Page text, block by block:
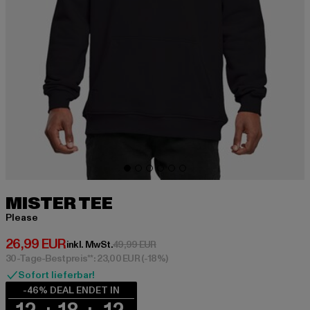
MISTER TEE
Please
26,99 EUR
Derzeitiger Preis: 26,99 EUR
inkl. MwSt.49,99 EURAktionspreis: 49,99 EUR
30-Tage-Bestpreis**: 23,00 EUR(-18%)
Sofort lieferbar!
-46% DEAL ENDET IN